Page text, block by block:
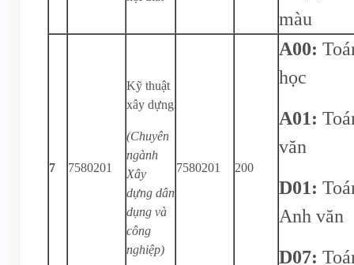
màu
7 7580201
Kỹ thuật
xây dựng
(Chuyên
ngành
Xây
dựng dân
dụng và
công
nghiệp)
7580201 200
A00:
học
A01:
văn
D01:
Anh văn
D07: